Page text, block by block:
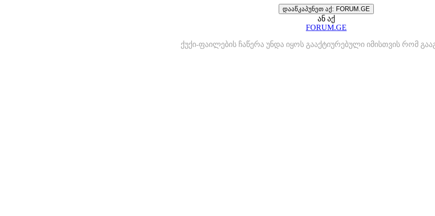
დააწკაპუნეთ აქ: FORUM.GE
ან აქ
FORUM.GE
ქუქი-ფაილების ჩაწერა უნდა იყოს გააქტიურებული იმისთვის რომ